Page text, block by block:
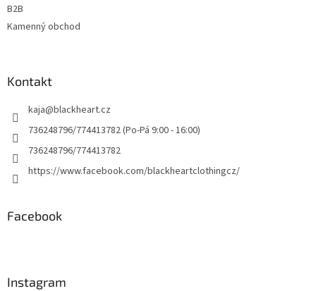
B2B
Kamenný obchod
Kontakt
kaja@blackheart.cz
736248796/774413782 (Po-Pá 9:00 - 16:00)
736248796/774413782
https://www.facebook.com/blackheartclothingcz/
Facebook
Instagram